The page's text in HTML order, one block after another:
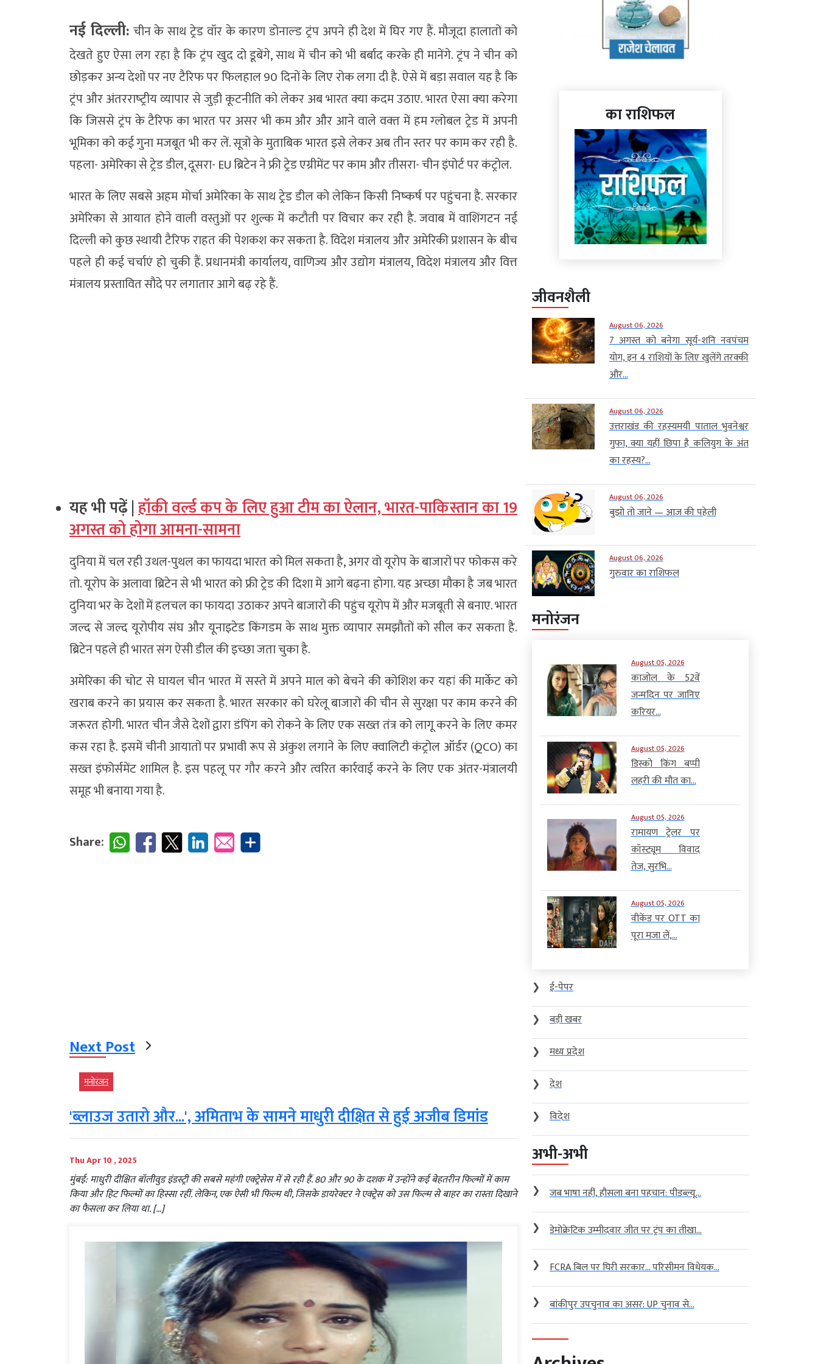
नई दिल्ली: चीन के साथ ट्रेड वॉर के कारण डोनाल्‍ड ट्रंप अपने ही देश में घिर गए हैं. मौजूदा हालातों को
देखते हुए ऐसा लग रहा है कि ट्रंप खुद दो डूबेंगे, साथ में चीन को भी बर्बाद करके ही मानेंगे. ट्रंप ने चीन को
छोड़कर अन्‍य देशों पर नए टैरिफ पर फिलहाल 90 दिनों के लिए रोक लगा दी है. ऐसे में बड़ा सवाल यह है कि
ट्रंप और अंतरराष्‍ट्रीय व्‍यापार से जुड़ी कूटनीति को लेकर अब भारत क्‍या कदम उठाए. भारत ऐसा क्‍या करेगा
कि जिससे ट्रंप के टैरिफ का भारत पर असर भी कम और और आने वाले वक्‍त में हम ग्‍लोबल ट्रेड में अपनी
भूमिका को कई गुना मजबूत भी कर लें. सूत्रों के मुताबिक भारत इसे लेकर अब तीन स्‍तर पर काम कर रही है.
पहला- अमेरिका से ट्रेड डील, दूसरा- EU ब्रिटेन ने फ्री ट्रेड एग्रीमेंट पर काम और तीसरा- चीन इंपोर्ट पर कंट्रोल.
भारत के लिए सबसे अहम मोर्चा अमेरिका के साथ ट्रेड डील को लेकिन किसी निष्‍कर्ष पर पहुंचना है. सरकार
अमेरिका से आयात होने वाली वस्तुओं पर शुल्क में कटौती पर विचार कर रही है. जवाब में वाशिंगटन नई
दिल्ली को कुछ स्थायी टैरिफ राहत की पेशकश कर सकता है. विदेश मंत्रालय और अमेरिकी प्रशासन के बीच
पहले ही कई चर्चाएं हो चुकी हैं. प्रधानमंत्री कार्यालय, वाणिज्य और उद्योग मंत्रालय, विदेश मंत्रालय और वित्त
मंत्रालय प्रस्तावित सौदे पर लगातार आगे बढ़ रहे हैं.
यह भी पढ़ें |हॉकी वर्ल्ड कप के लिए हुआ टीम का ऐलान, भारत-पाकिस्तान का 19
अगस्त को होगा आमना-सामना
दुनिया में चल रही उथल-पुथल का फायदा भारत को मिल सकता है, अगर वो यूरोप के बाजारों पर फोकस करे
तो. यूरोप के अलावा ब्रिटेन से भी भारत को फ्री ट्रेड की दिशा में आगे बढ़ना होगा. यह अच्‍छा मौका है जब भारत
दुनिया भर के देशों में हलचल का फायदा उठाकर अपने बाजारों की पहुंच यूरोप में और मजबूती से बनाए. भारत
जल्द से जल्द यूरोपीय संघ और यूनाइटेड किंगडम के साथ मुक्त व्यापार समझौतों को सील कर सकता है.
ब्रिटेन पहले ही भारत संग ऐसी डील की इच्‍छा जता चुका है.
अमेरिका की चोट से घायल चीन भारत में सस्‍ते में अपने माल को बेचने की कोशिश कर यहां की मार्केट को
खराब करने का प्रयास कर सकता है. भारत सरकार को घरेलू बाजारों की चीन से सुरक्षा पर काम करने की
जरूरत होगी. भारत चीन जैसे देशों द्वारा डंपिंग को रोकने के लिए एक सख्त तंत्र को लागू करने के लिए कमर
कस रहा है. इसमें चीनी आयातों पर प्रभावी रूप से अंकुश लगाने के लिए क्‍वालिटी कंट्रोल ऑर्डर (QCO) का
सख्त इंफोर्समेंट शामिल है. इस पहलू पर गौर करने और त्वरित कार्रवाई करने के लिए एक अंतर-मंत्रालयी
समूह भी बनाया गया है.
Share:
Next Post
मनोरंजन
'ब्लाउज उतारो और...', अमिताभ के सामने माधुरी दीक्षित से हुई अजीब डिमांड
Thu Apr 10 , 2025
मुंबई: माधुरी दीक्षित बॉलीवुड इंडस्ट्री की सबसे महंगी एक्ट्रेसेस में से रही हैं. 80 और 90 के दशक में उन्होंने कई बेहतरीन फिल्मों में काम
किया और हिट फिल्मों का हिस्सा रहीं. लेकिन, एक ऐसी भी फिल्म थी, जिसके डायरेक्टर ने एक्ट्रेस को उस फिल्म से बाहर का रास्ता दिखाने
का फैसला कर लिया था. […]
का राशिफल
जीवनशैली
August 06, 2026
7 अगस्त को बनेगा सूर्य-शनि नवपंचम
योग, इन 4 राशियों के लिए खुलेंगे तरक्की
और...
August 06, 2026
उत्तराखंड की रहस्यमयी पाताल भुवनेश्वर
गुफा, क्या यहीं छिपा है कलियुग के अंत
का रहस्य?...
August 06, 2026
बुझो तो जाने — आज की पहेली
August 06, 2026
गुरुवार का राशिफल
मनोरंजन
August 05, 2026
काजोल के 52वें
जन्मदिन पर जानिए
करियर...
August 05, 2026
डिस्को किंग बप्पी
लहरी की मौत का...
August 05, 2026
रामायण ट्रेलर पर
कॉस्ट्यूम विवाद
तेज, सुरभि...
August 05, 2026
वीकेंड पर OTT का
पूरा मजा लें,...
❯
ई-पेपर
❯
बड़ी खबर
❯
मध्य प्रदेश
❯
देश
❯
विदेश
अभी-अभी
❯ जब भाषा नहीं, हौसला बना पहचान: पीडब्ल्यू...
❯ डेमोक्रेटिक उम्मीदवार जीत पर ट्रंप का तीखा...
❯ FCRA बिल पर घिरी सरकार… परिसीमन विधेयक...
❯ बांकीपुर उपचुनाव का असर: UP चुनाव से...